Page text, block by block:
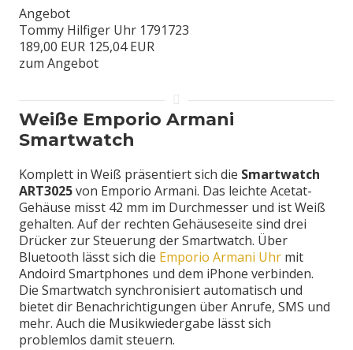
Angebot
Tommy Hilfiger Uhr 1791723
189,00 EUR 125,04 EUR
zum Angebot
Weiße Emporio Armani
Smartwatch
Komplett in Weiß präsentiert sich die Smartwatch
ART3025von Emporio Armani. Das leichte Acetat-
Gehäuse misst 42 mm im Durchmesser und ist Weiß
gehalten. Auf der rechten Gehäuseseite sind drei
Drücker zur Steuerung der Smartwatch. Über
Bluetooth lässt sich die Emporio Armani Uhr mit
Andoird Smartphones und dem iPhone verbinden.
Die Smartwatch synchronisiert automatisch und
bietet dir Benachrichtigungen über Anrufe, SMS und
mehr. Auch die Musikwiedergabe lässt sich
problemlos damit steuern.